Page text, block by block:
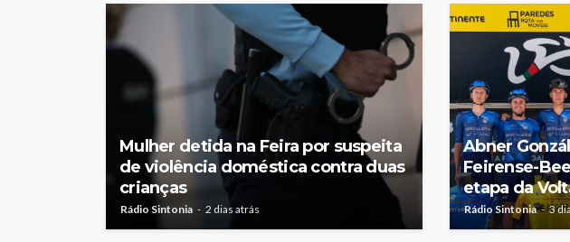
Mulher detida na Feira por suspeita
de violência doméstica contra duas
crianças
Rádio Sintonia 2 dias atrás
Abner
Feirense-
etapa da
Rádio Sintonia 3